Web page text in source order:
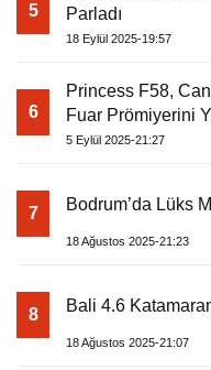
5
Parladı
18 Eylül 2025-19:57
6
Princess F58,
Fuar Prömiyerini
5 Eylül 2025-21:27
7 Bodrum’da Lüks
18 Ağustos 2025-21:23
8 Bali 4.6
18 Ağustos 2025-21:07